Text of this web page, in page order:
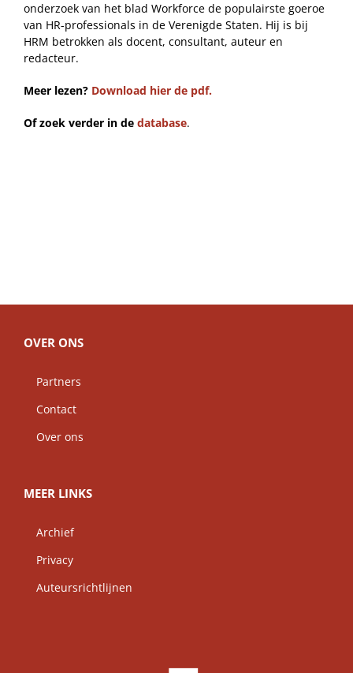
onderzoek van het blad Workforce de populairste goeroe
van HR-professionals in de Verenigde Staten. Hij is bij
HRM betrokken als docent, consultant, auteur en
redacteur.
Meer lezen? Download hier de pdf.
Of zoek verder in de database.
OVER ONS
Partners
Contact
Over ons
MEER LINKS
Archief
Privacy
Auteursrichtlijnen